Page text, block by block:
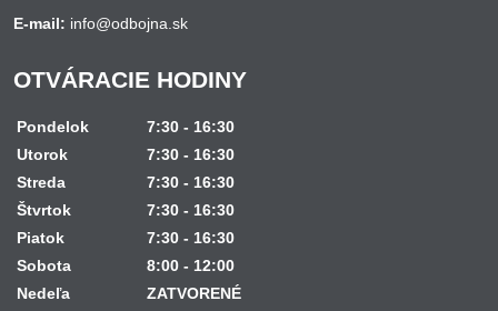
E-mail: info@odbojna.sk
OTVÁRACIE HODINY
Pondelok
7:30 - 16:30
Utorok
7:30 - 16:30
Streda
7:30 - 16:30
Štvrtok
7:30 - 16:30
Piatok
7:30 - 16:30
Sobota
8:00 - 12:00
Nedeľa
ZATVORENÉ